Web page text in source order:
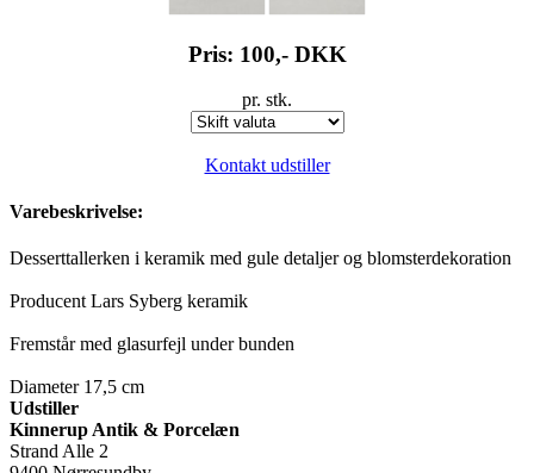
Pris: 100,- DKK
pr. stk.
Kontakt udstiller
Varebeskrivelse:
Desserttallerken i keramik med gule detaljer og blomsterdekoration
Producent Lars Syberg keramik
Fremstår med glasurfejl under bunden
Diameter 17,5 cm
Udstiller
Kinnerup Antik & Porcelæn
Strand Alle 2